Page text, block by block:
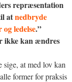
repræsentation
atnedbryde
ledelse.”
ikke kan ændres
at med lov kan
former for praksis